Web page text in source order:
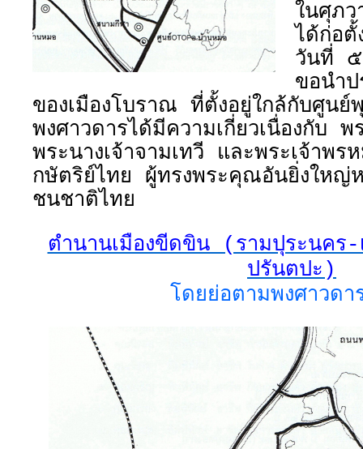
ในศุภ
ได้ก่อ
วันที่
ขอนำป
ของเมืองโบราณ ที่ตั้งอยู่ใกล้กับศูน
พงศาวดารได้มีความเกี่ยวเนื่องกับ พ
พระนางเจ้าจามเทวี และพระเจ้าพ
กษัตริย์ไทย ผู้ทรงพระคุณอันยิ่งใหญ่
ชนชาติไทย
ตำนานเมืองขีดขิน (รามปุระนคร-
ปรันตปะ)
โดยย่อตามพงศาวดา